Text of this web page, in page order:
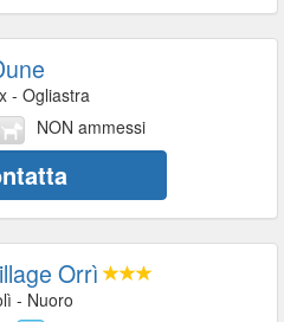
- Ogliastra
NON ammessi
Orrì
- Nuoro